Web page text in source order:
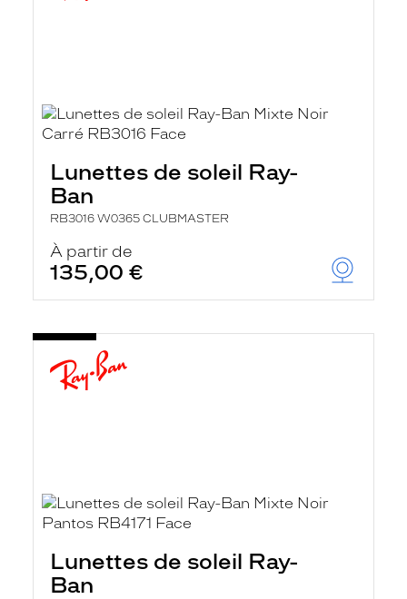
Lunettes de soleil Ray-
Ban
RB3016 W0365 CLUBMASTER
À partir de
135,00 €
Lunettes de soleil Ray-
Ban